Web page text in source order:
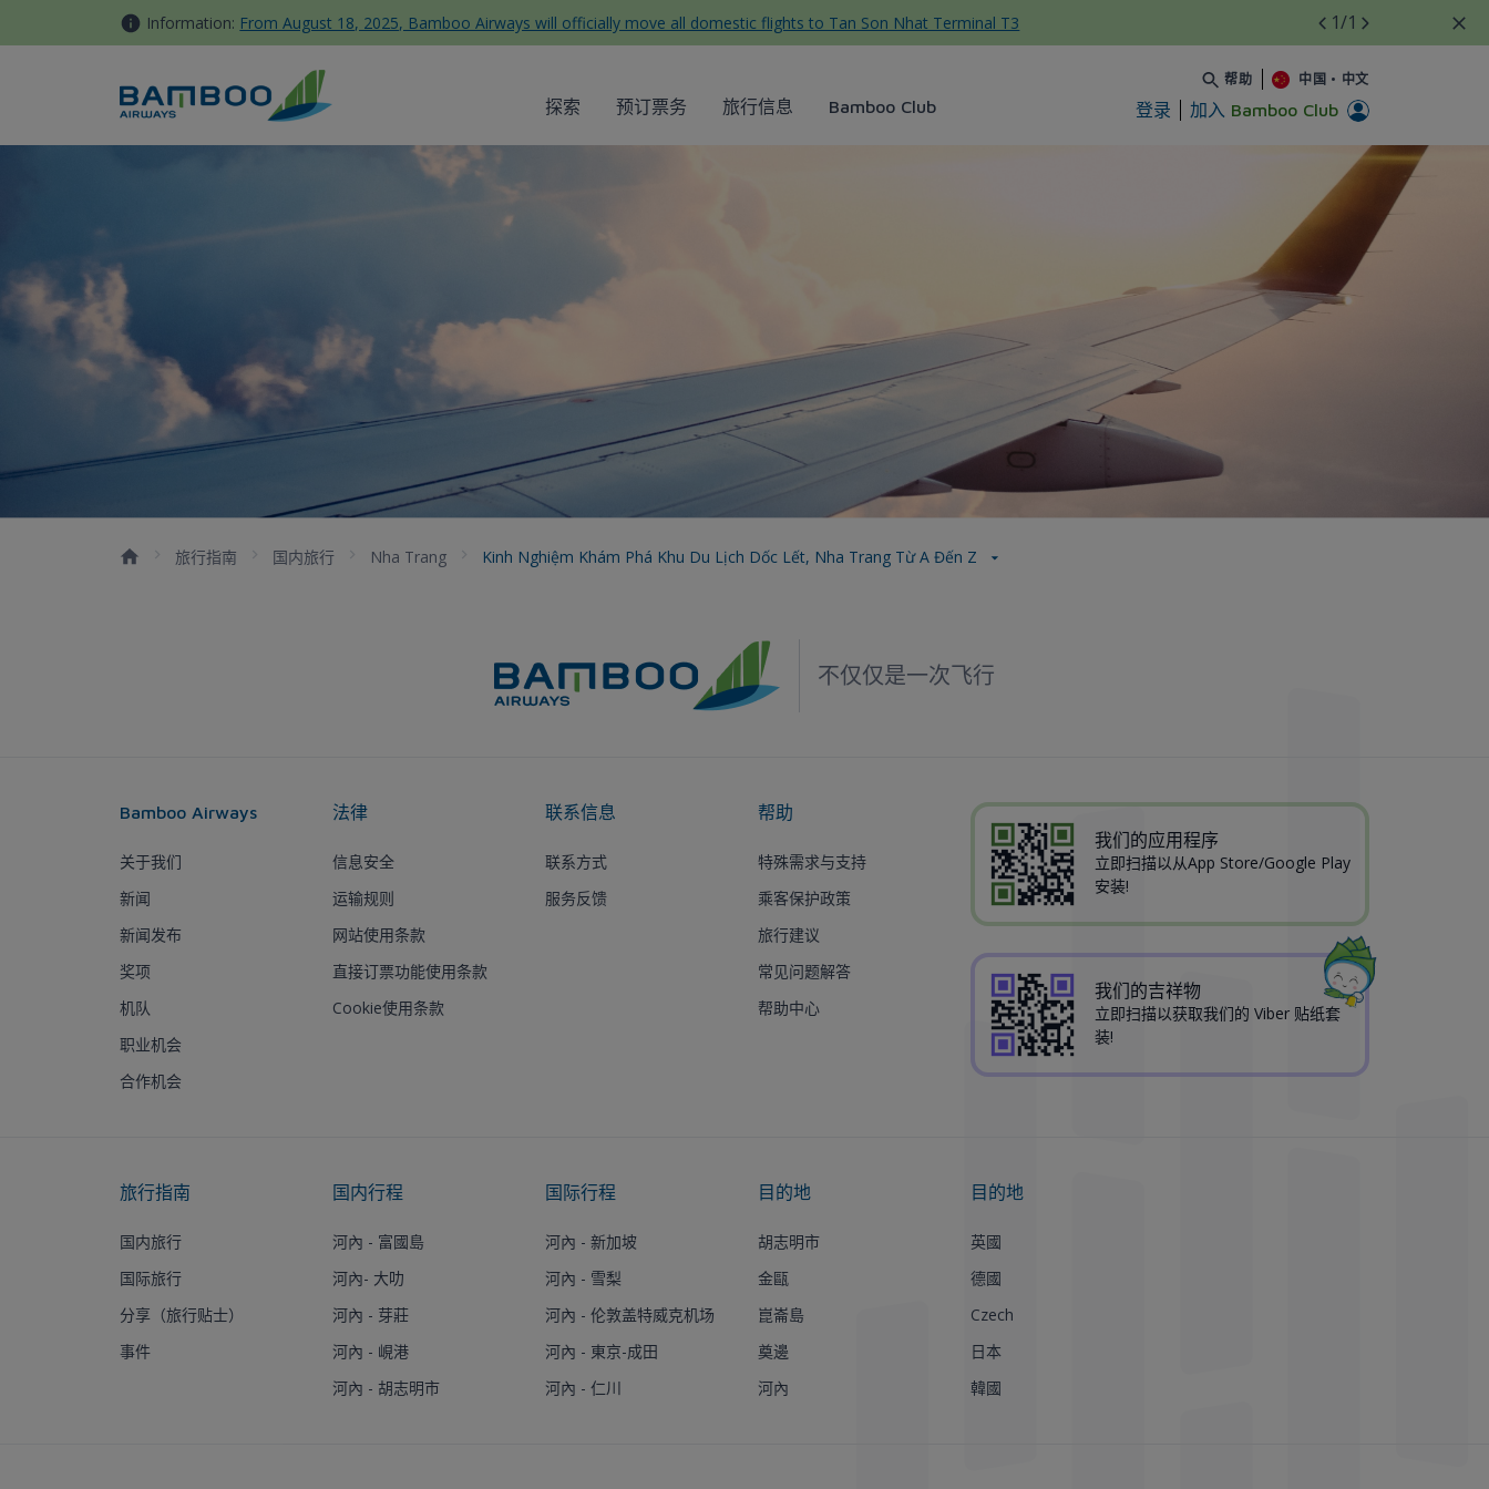
Information: From August 18, 2025, Bamboo Airways will officially move all domestic flights to Tan Son Nhat Terminal T3 1/1
探索 预订票务 旅行信息 Bamboo Club
帮助 中国 • 中文
登录 加入 Bamboo Club
Kinh nghiệm khám phá khu du lịch Dốc Lết, Nha Trang từ A đến Z - Bamboo Airways
旅行指南 国内旅行 Nha Trang Kinh Nghiệm Khám Phá Khu Du Lịch Dốc Lết, Nha Trang Từ A Đến Z
不仅仅是一次飞行
Bamboo Airways
关于我们
新闻
新闻发布
奖项
机队
职业机会
合作机会
法律
信息安全
运输规则
网站使用条款
直接订票功能使用条款
Cookie使用条款
联系信息
联系方式
服务反馈
帮助
特殊需求与支持
乘客保护政策
旅行建议
常见问题解答
帮助中心
我们的应用程序
立即扫描以从App Store/Google Play
安装!
我们的吉祥物
立即扫描以获取我们的 Viber 贴纸套
装!
旅行指南
国内旅行
国际旅行
分享（旅行贴士）
事件
国内行程
河內 - 富國島
河內- 大叻
河內 - 芽莊
河內 - 峴港
河內 - 胡志明市
国际行程
河內 - 新加坡
河內 - 雪梨
河內 - 伦敦盖特威克机场
河內 - 東京-成田
河內 - 仁川
目的地
胡志明市
金甌
崑崙島
奠邊
河內
目的地
英國
德國
Czech
日本
韓國